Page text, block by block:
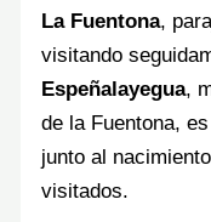
La Fuentona,
visitando
Espeñalayegua,
de la Fuentona,
junto al
visitados.